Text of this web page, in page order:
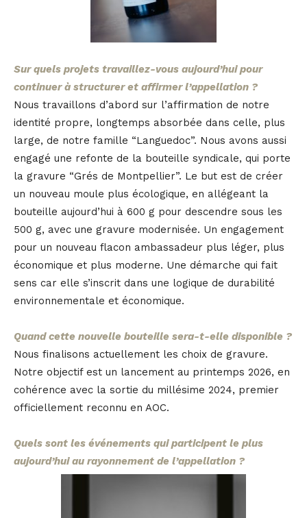
Sur quels projets travaillez-vous aujourd’hui pour
continuer à structurer et affirmer l’appellation ?
Nous travaillons d’abord sur l’affirmation de notre
identité propre, longtemps absorbée dans celle, plus
large, de notre famille “Languedoc”. Nous avons aussi
engagé une refonte de la bouteille syndicale, qui porte
la gravure “Grés de Montpellier”. Le but est de créer
un nouveau moule plus écologique, en allégeant la
bouteille aujourd’hui à 600 g pour descendre sous les
500 g, avec une gravure modernisée. Un engagement
pour un nouveau flacon ambassadeur plus léger, plus
économique et plus moderne. Une démarche qui fait
sens car elle s’inscrit dans une logique de durabilité
environnementale et économique.
Quand cette nouvelle bouteille sera-t-elle disponible ?
Nous finalisons actuellement les choix de gravure.
Notre objectif est un lancement au printemps 2026, en
cohérence avec la sortie du millésime 2024, premier
officiellement reconnu en AOC.
Quels sont les événements qui participent le plus
aujourd’hui au rayonnement de l’appellation ?